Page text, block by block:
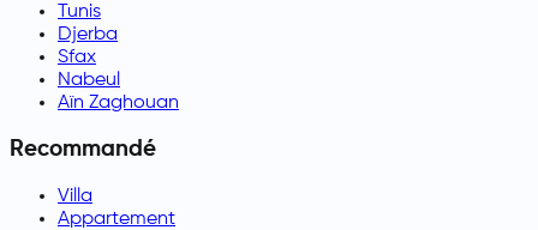
Tunis
Djerba
Sfax
Nabeul
Aïn Zaghouan
Recommandé
Villa
Appartement